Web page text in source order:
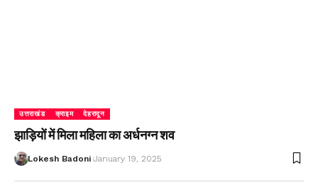
उत्तराखंड क्राइम देहरादून
झाड़ियों में मिला महिला का अर्धनग्न शव
Lokesh Badoni January 19, 2025